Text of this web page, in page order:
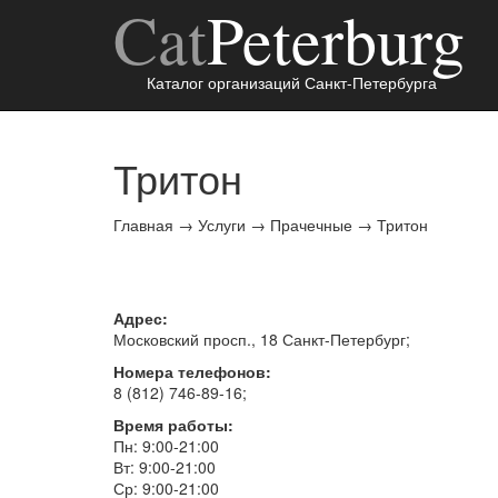
CatPeterburg
Каталог организаций Санкт-Петербурга
Тритон
Главная → Услуги → Прачечные → Тритон
Адрес:
Московский просп., 18 Санкт-Петербург;
Номера телефонов:
8 (812) 746-89-16;
Время работы:
Пн: 9:00-21:00
Вт: 9:00-21:00
Ср: 9:00-21:00